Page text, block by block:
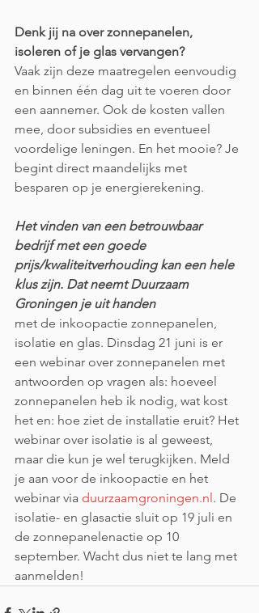
Denk jij na over zonnepanelen,
isoleren of je glas vervangen?
Vaak zijn deze maatregelen eenvoudig
en binnen één dag uit te voeren door
een aannemer. Ook de kosten vallen
mee, door subsidies en eventueel
voordelige leningen. En het mooie? Je
begint direct maandelijks met
besparen op je energierekening.
Het vinden van een betrouwbaar
bedrijf met een goede
prijs/kwaliteitverhouding kan een hele
klus zijn. Dat neemt Duurzaam
Groningen je uit handen
met de inkoopactie zonnepanelen,
isolatie en glas. Dinsdag 21 juni is er
een webinar over zonnepanelen met
antwoorden op vragen als: hoeveel
zonnepanelen heb ik nodig, wat kost
het en: hoe ziet de installatie eruit? Het
webinar over isolatie is al geweest,
maar die kun je wel terugkijken. Meld
je aan voor de inkoopactie en het
webinar via duurzaamgroningen.nl. De
isolatie- en glasactie sluit op 19 juli en
de zonnepanelenactie op 10
september. Wacht dus niet te lang met
aanmelden!